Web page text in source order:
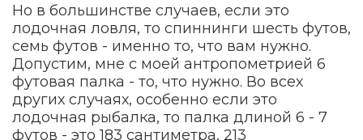
Но в большинстве случаев, если это
лодочная ловля, то спиннинги шесть футов,
семь футов - именно то, что вам нужно.
Допустим, мне с моей антропометрией 6
футовая палка - то, что нужно. Во всех
других случаях, особенно если это
лодочная рыбалка, то палка длиной 6 - 7
футов - это 183 сантиметра, 213